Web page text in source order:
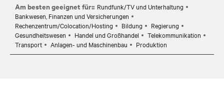
Am besten geeignet für:: Rundfunk/TV und Unterhaltung
Bankwesen, Finanzen und Versicherungen
Rechenzentrum/Colocation/Hosting
Bildung
Regierung
Gesundheitswesen
Handel und Großhandel
Telekommunikation
Transport
Anlagen- und Maschinenbau Produktion